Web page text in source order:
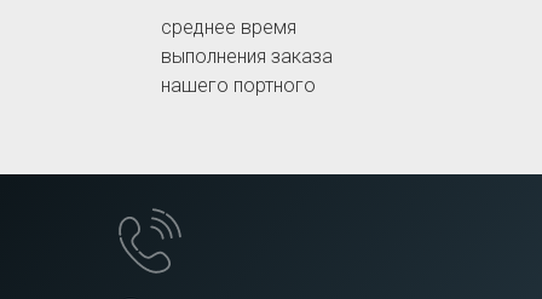
среднее время
выполнения заказа
нашего портного